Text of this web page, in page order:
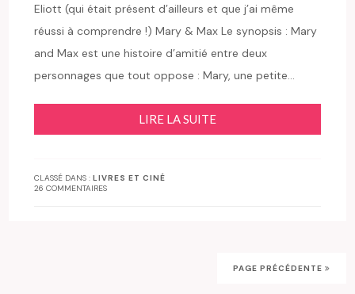
Eliott (qui était présent d’ailleurs et que j’ai même
réussi à comprendre !) Mary & Max Le synopsis : Mary
and Max est une histoire d’amitié entre deux
personnages que tout oppose : Mary, une petite…
LIRE LA SUITE
CLASSÉ DANS :LIVRES ET CINÉ
26 COMMENTAIRES
PAGE PRÉCÉDENTE